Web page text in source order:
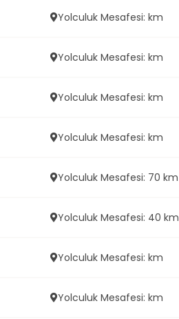
Yolculuk Mesafesi: km
Yolculuk Mesafesi: km
Yolculuk Mesafesi: km
Yolculuk Mesafesi: km
Yolculuk Mesafesi: 70 km
Yolculuk Mesafesi: 40 km
Yolculuk Mesafesi: km
Yolculuk Mesafesi: km